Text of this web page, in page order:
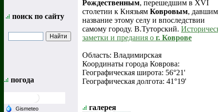
Рождественным, перешедшим в XVI
столетии к Князьям Ковровым, давшим
название этому селу и впоследствии
самому городу. В.Туторский.
заметки и предания о г. Коврове
Область: Владимирская
Координаты города Коврова:
Географическая широта: 56°21'
Географическая долгота: 41°19'
галерея
поиск по сайту
погода